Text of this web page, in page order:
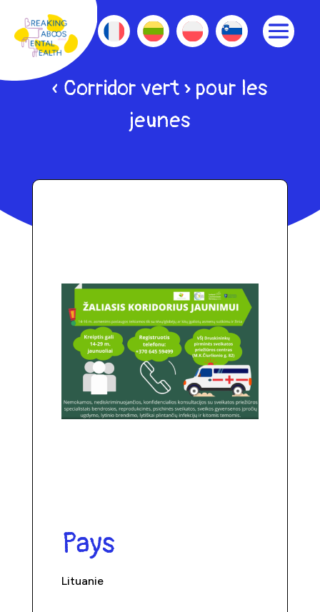
« Corridor vert » pour les
jeunes
Pays
Lituanie